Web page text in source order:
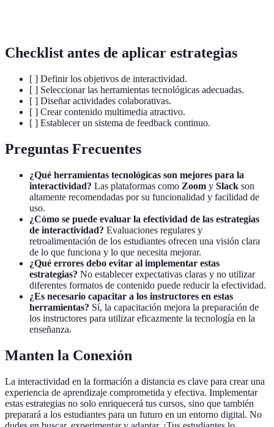
Checklist antes de aplicar estrategias
[ ] Definir los objetivos de interactividad.
[ ] Seleccionar las herramientas tecnológicas adecuadas.
[ ] Diseñar actividades colaborativas.
[ ] Crear contenido multimedia atractivo.
[ ] Establecer un sistema de feedback continuo.
Preguntas Frecuentes
¿Qué herramientas tecnológicas son mejores para la
interactividad? Las plataformas como Zoom y Slack son
altamente recomendadas por su funcionalidad y facilidad de
uso.
¿Cómo se puede evaluar la efectividad de las estrategias
de interactividad? Evaluaciones regulares y
retroalimentación de los estudiantes ofrecen una visión clara
de lo que funciona y lo que necesita mejorar.
¿Qué errores debo evitar al implementar estas
estrategias? No establecer expectativas claras y no utilizar
diferentes formatos de contenido puede reducir la efectividad.
¿Es necesario capacitar a los instructores en estas
herramientas? Sí, la capacitación mejora la preparación de
los instructores para utilizar eficazmente la tecnología en la
enseñanza.
Manten la Conexión
La interactividad en la formación a distancia es clave para crear una
experiencia de aprendizaje comprometida y efectiva. Implementar
estas estrategias no solo enriquecerá tus cursos, sino que también
preparará a los estudiantes para un futuro en un entorno digital. No